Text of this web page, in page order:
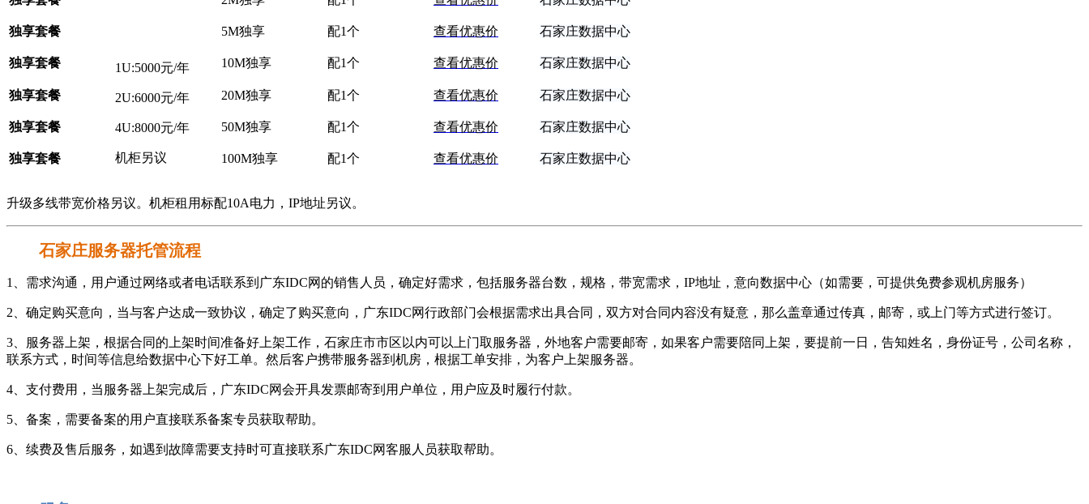
1U:5000元/年
2U:6000元/年
4U:8000元/年
机柜另议
独享套餐 5M独享 配1个 查看优惠价 石家庄数据中心
独享套餐 10M独享 配1个 查看优惠价 石家庄数据中心
独享套餐 20M独享 配1个 查看优惠价 石家庄数据中心
独享套餐 50M独享 配1个 查看优惠价 石家庄数据中心
独享套餐 100M独享 配1个 查看优惠价 石家庄数据中心
升级多线带宽价格另议。机柜租用标配10A电力，IP地址另议。
石家庄服务器托管流程
1、需求沟通，用户通过网络或者电话联系到广东IDC网的销售人员，确定好需求，包括服务器台数，规格，带宽需求，IP地址，意向数据中心（如需要，可提供免费参观机房服务）
2、确定购买意向，当与客户达成一致协议，确定了购买意向，广东IDC网行政部门会根据需求出具合同，双方对合同内容没有疑意，那么盖章通过传真，邮寄，或上门等方式进行签订。
3、服务器上架，根据合同的上架时间准备好上架工作，石家庄市市区以内可以上门取服务器，外地客户需要邮寄，如果客户需要陪同上架，要提前一日，告知姓名，身份证号，公司名称，
联系方式，时间等信息给数据中心下好工单。然后客户携带服务器到机房，根据工单安排，为客户上架服务器。
4、支付费用，当服务器上架完成后，广东IDC网会开具发票邮寄到用户单位，用户应及时履行付款。
5、备案，需要备案的用户直接联系备案专员获取帮助。
6、续费及售后服务，如遇到故障需要支持时可直接联系广东IDC网客服人员获取帮助。